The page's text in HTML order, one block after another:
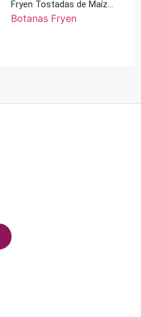
Fryen Tostadas de Maíz
con Ajonjolí Bolsa con 25
piezas 300g
Botanas Fryen